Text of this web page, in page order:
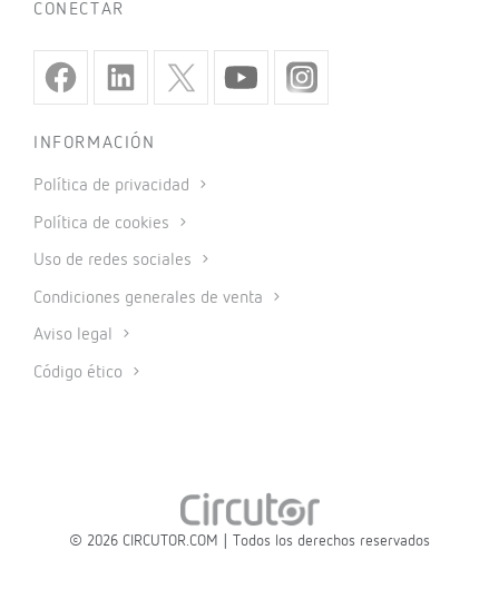
CONECTAR
INFORMACIÓN
Política de privacidad
Política de cookies
Uso de redes sociales
Condiciones generales de venta
Aviso legal
Código ético
© 2026 CIRCUTOR.COM | Todos los derechos reservados